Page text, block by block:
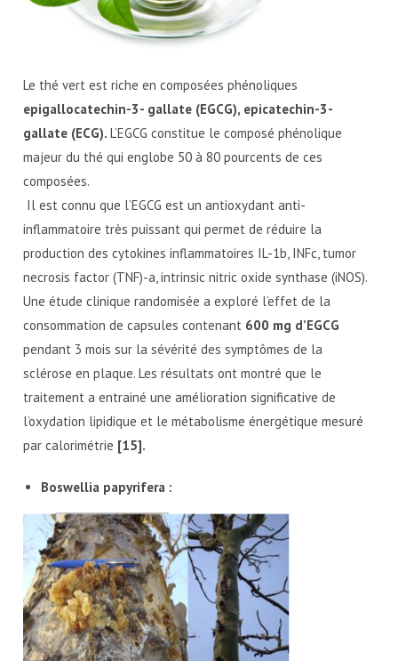
Le thé vert est riche en composées phénoliques
epigallocatechin-3- gallate (EGCG), epicatechin-3-
gallate (ECG).L’EGCG constitue le composé phénolique
majeur du thé qui englobe 50 à 80 pourcents de ces
composées.
Il est connu que l’EGCG est un antioxydant anti-
inflammatoire très puissant qui permet de réduire la
production des cytokines inflammatoires IL-1b, INFc, tumor
necrosis factor (TNF)-a, intrinsic nitric oxide synthase (iNOS).
Une étude clinique randomisée a exploré l’effet de la
consommation de capsules contenant 600 mg d’EGCG
pendant 3 mois sur la sévérité des symptômes de la
sclérose en plaque. Les résultats ont montré que le
traitement a entrainé une amélioration significative de
l’oxydation lipidique et le métabolisme énergétique mesuré
par calorimétrie [15].
Boswellia papyrifera :